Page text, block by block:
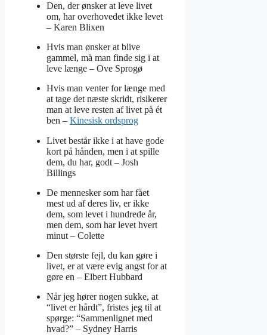
Den, der ønsker at leve livet
om, har overhovedet ikke levet
– Karen Blixen
Hvis man ønsker at blive
gammel, må man finde sig i at
leve længe – Ove Sprogø
Hvis man venter for længe med
at tage det næste skridt, risikerer
man at leve resten af livet på ét
ben – Kinesisk ordsprog
Livet består ikke i at have gode
kort på hånden, men i at spille
dem, du har, godt – Josh
Billings
De mennesker som har fået
mest ud af deres liv, er ikke
dem, som levet i hundrede år,
men dem, som har levet hvert
minut – Colette
Den største fejl, du kan gøre i
livet, er at være evig angst for at
gøre en – Elbert Hubbard
Når jeg hører nogen sukke, at
“livet er hårdt”, fristes jeg til at
spørge: “Sammenlignet med
hvad?” – Sydney Harris